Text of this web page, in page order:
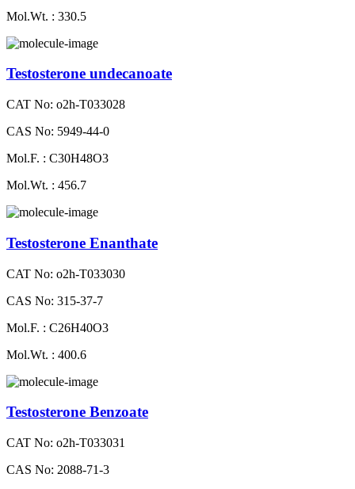
Mol.Wt. : 330.5
Testosterone undecanoate
CAT No: o2h-T033028
CAS No: 5949-44-0
Mol.F. : C30H48O3
Mol.Wt. : 456.7
Testosterone Enanthate
CAT No: o2h-T033030
CAS No: 315-37-7
Mol.F. : C26H40O3
Mol.Wt. : 400.6
Testosterone Benzoate
CAT No: o2h-T033031
CAS No: 2088-71-3